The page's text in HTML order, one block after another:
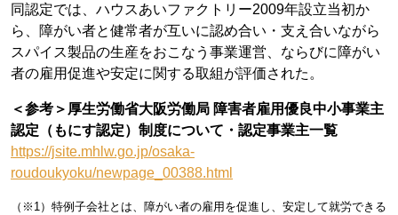
同認定では、ハウスあいファクトリー2009年設立当初か
ら、障がい者と健常者が互いに認め合い・支え合いながら
スパイス製品の生産をおこなう事業運営、ならびに障がい
者の雇用促進や安定に関する取組が評価された。
＜参考＞厚生労働省大阪労働局 障害者雇用優良中小事業主
認定（もにす認定）制度について・認定事業主一覧
https://jsite.mhlw.go.jp/osaka-
roudoukyoku/newpage_00388.html
（※1）特例子会社とは、障がい者の雇用を促進し、安定して就労できる